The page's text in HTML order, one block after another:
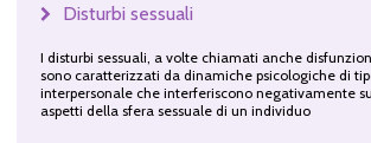
Disturbi sessuali
I disturbi sessuali, a volte chiamati anche
sono caratterizzati da dinamiche psicologiche di
interpersonale che interferiscono negativamente
aspetti della sfera sessuale di un individuo